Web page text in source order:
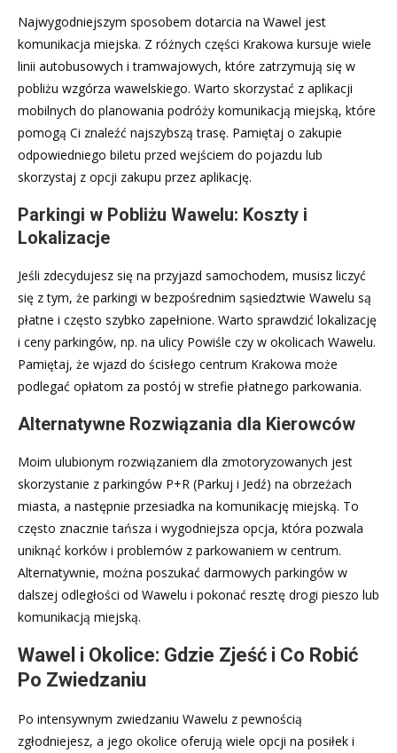
Najwygodniejszym sposobem dotarcia na Wawel jest
komunikacja miejska. Z różnych części Krakowa kursuje wiele
linii autobusowych i tramwajowych, które zatrzymują się w
pobliżu wzgórza wawelskiego. Warto skorzystać z aplikacji
mobilnych do planowania podróży komunikacją miejską, które
pomogą Ci znaleźć najszybszą trasę. Pamiętaj o zakupie
odpowiedniego biletu przed wejściem do pojazdu lub
skorzystaj z opcji zakupu przez aplikację.
Parkingi w Pobliżu Wawelu: Koszty i
Lokalizacje
Jeśli zdecydujesz się na przyjazd samochodem, musisz liczyć
się z tym, że parkingi w bezpośrednim sąsiedztwie Wawelu są
płatne i często szybko zapełnione. Warto sprawdzić lokalizację
i ceny parkingów, np. na ulicy Powiśle czy w okolicach Wawelu.
Pamiętaj, że wjazd do ścisłego centrum Krakowa może
podlegać opłatom za postój w strefie płatnego parkowania.
Alternatywne Rozwiązania dla Kierowców
Moim ulubionym rozwiązaniem dla zmotoryzowanych jest
skorzystanie z parkingów P+R (Parkuj i Jedź) na obrzeżach
miasta, a następnie przesiadka na komunikację miejską. To
często znacznie tańsza i wygodniejsza opcja, która pozwala
uniknąć korków i problemów z parkowaniem w centrum.
Alternatywnie, można poszukać darmowych parkingów w
dalszej odległości od Wawelu i pokonać resztę drogi pieszo lub
komunikacją miejską.
Wawel i Okolice: Gdzie Zjeść i Co Robić
Po Zwiedzaniu
Po intensywnym zwiedzaniu Wawelu z pewnością
zgłodniejesz, a jego okolice oferują wiele opcji na posiłek i